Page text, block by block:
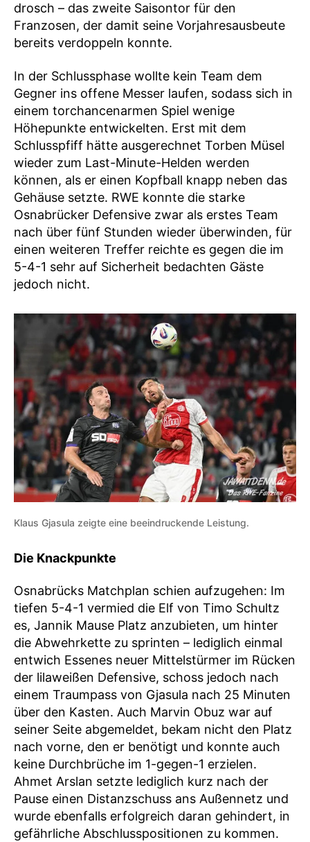
drosch – das zweite Saisontor für den
Franzosen, der damit seine Vorjahresausbeute
bereits verdoppeln konnte.
In der Schlussphase wollte kein Team dem
Gegner ins offene Messer laufen, sodass sich in
einem torchancenarmen Spiel wenige
Höhepunkte entwickelten. Erst mit dem
Schlusspfiff hätte ausgerechnet Torben Müsel
wieder zum Last-Minute-Helden werden
können, als er einen Kopfball knapp neben das
Gehäuse setzte. RWE konnte die starke
Osnabrücker Defensive zwar als erstes Team
nach über fünf Stunden wieder überwinden, für
einen weiteren Treffer reichte es gegen die im
5-4-1 sehr auf Sicherheit bedachten Gäste
jedoch nicht.
Klaus Gjasula zeigte eine beeindruckende Leistung.
Die Knackpunkte
Osnabrücks Matchplan schien aufzugehen: Im
tiefen 5-4-1 vermied die Elf von Timo Schultz
es, Jannik Mause Platz anzubieten, um hinter
die Abwehrkette zu sprinten – lediglich einmal
entwich Essenes neuer Mittelstürmer im Rücken
der lilaweißen Defensive, schoss jedoch nach
einem Traumpass von Gjasula nach 25 Minuten
über den Kasten. Auch Marvin Obuz war auf
seiner Seite abgemeldet, bekam nicht den Platz
nach vorne, den er benötigt und konnte auch
keine Durchbrüche im 1-gegen-1 erzielen.
Ahmet Arslan setzte lediglich kurz nach der
Pause einen Distanzschuss ans Außennetz und
wurde ebenfalls erfolgreich daran gehindert, in
gefährliche Abschlusspositionen zu kommen.